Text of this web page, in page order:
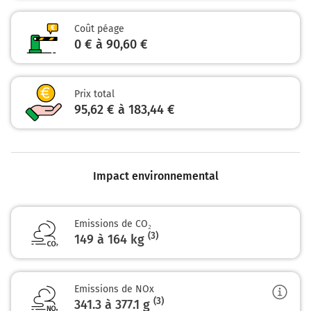
kilomètres
M7
PARIS
A6
A89
ROANNE
CLERMONT-FD
VAISE
Autoroute du Soleil
Prendre un ticket (Péage Villefranche Limas)
Prendre à droite et rejoindre A6. Continuer sur
A6 E15
619 km
Coût péage
0 € à 90,60 €
Prix total
95,62 € à 183,44 €
Impact environnemental
Emissions de CO₂
149 à 164 kg (3)
Emissions de NOx
341.3 à 377.1 g (3)